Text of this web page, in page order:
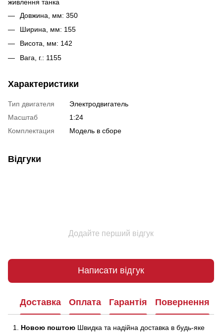
живлення танка
Довжина, мм: 350
Ширина, мм: 155
Висота, мм: 142
Вага, г.: 1155
Характеристики
Тип двигателя
Электродвигатель
Масштаб
1:24
Комплектация
Модель в сборе
Відгуки
Додайте перший відгук
Написати відгук
Доставка Оплата Гарантія Повернення
Новою поштою Швидка та надійна доставка в будь-яке